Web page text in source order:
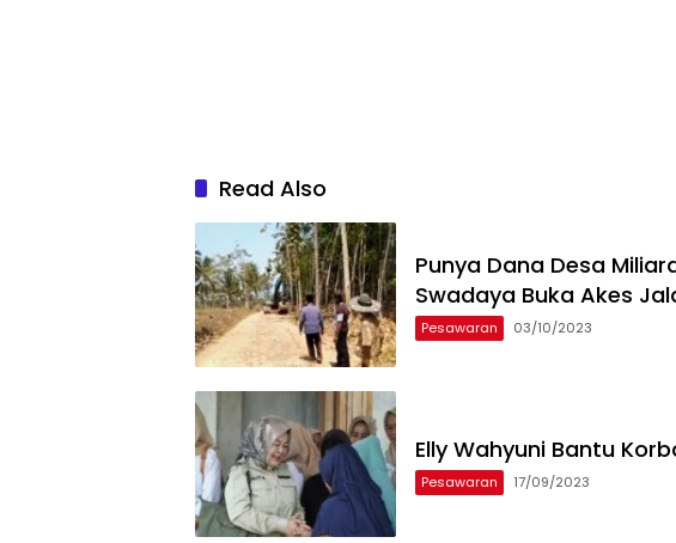
Read Also
Punya Dana Desa
Swadaya Buka Akes
Pesawaran 03/10/2023
Elly Wahyuni Bantu
Pesawaran 17/09/2023